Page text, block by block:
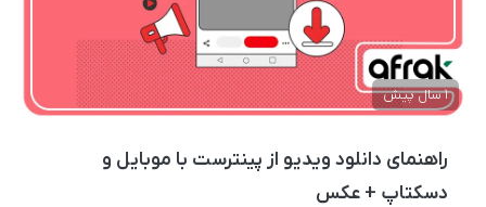
1 سال پیش
راهنمای دانلود ویدیو از پینترست با موبایل و
دسکتاپ + عکس